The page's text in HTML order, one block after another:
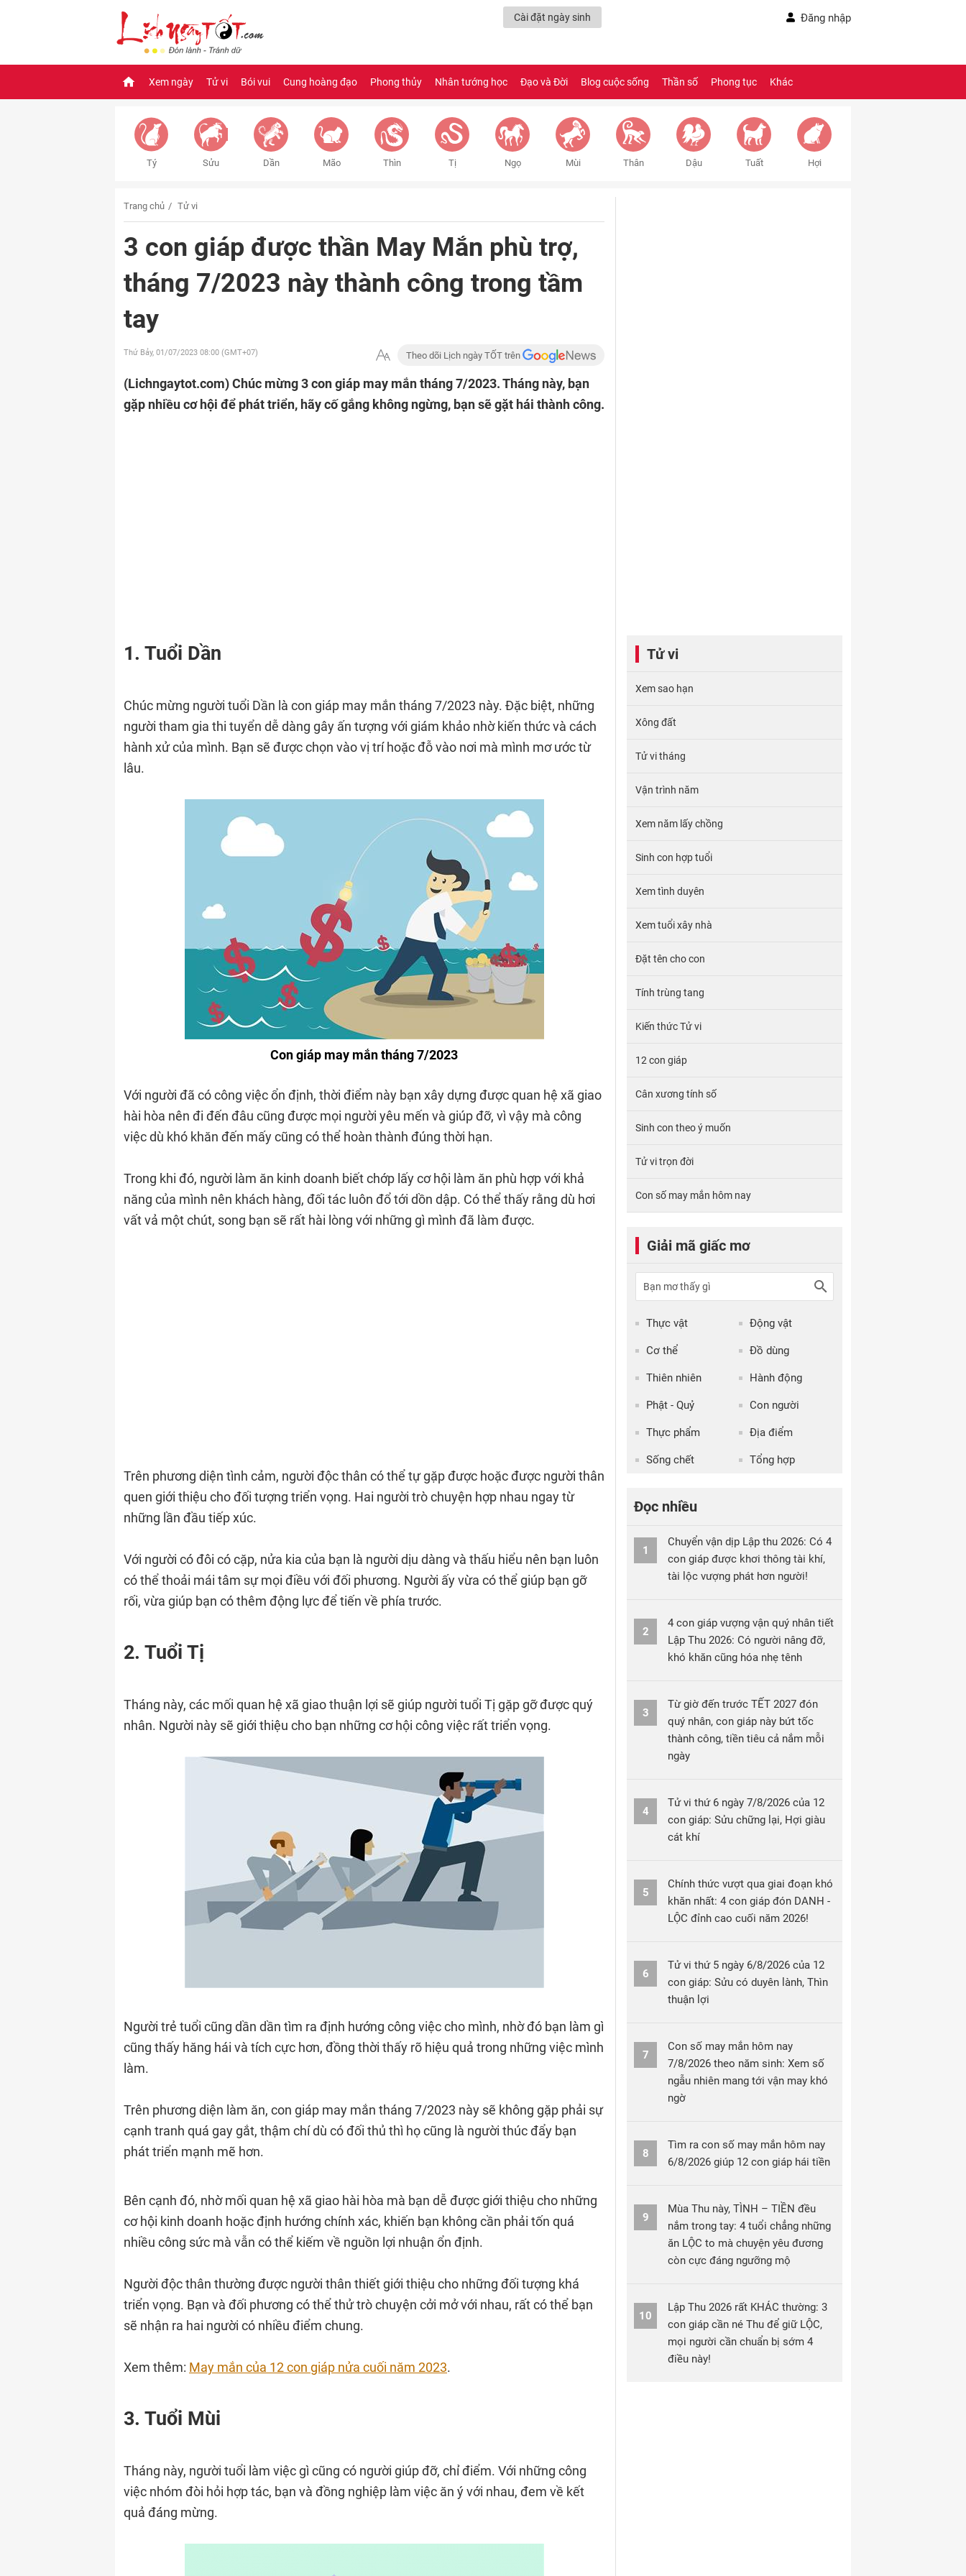
Cài đặt ngày sinh Đăng nhập
Xem ngày Tử vi Bói vui Cung hoàng đạo Phong thủy Nhân tướng học Đạo và Đời Blog cuộc sống Thần số Phong tục Khác
Tý Sửu Dần Mão Thìn Tị Ngọ Mùi Thân Dậu Tuất Hợi
Trang chủ Tử vi
3 con giáp được thần May Mắn phù trợ,
tháng 7/2023 này thành công trong tầm
tay
Thứ Bảy, 01/07/2023 08:00 (GMT+07) Theo dõi Lịch ngày TỐT trên
(Lichngaytot.com)Chúc mừng 3 con giáp may mắn tháng 7/2023. Tháng này, bạn
gặp nhiều cơ hội để phát triển, hãy cố gắng không ngừng, bạn sẽ gặt hái thành công.
1. Tuổi Dần
Chúc mừng người tuổi Dần là con giáp may mắn tháng 7/2023 này. Đặc biệt, những
người tham gia thi tuyển dễ dàng gây ấn tượng với giám khảo nhờ kiến thức và cách
hành xử của mình. Bạn sẽ được chọn vào vị trí hoặc đỗ vào nơi mà mình mơ ước từ
lâu.
Con giáp may mắn tháng 7/2023
Với người đã có công việc ổn định, thời điểm này bạn xây dựng được quan hệ xã giao
hài hòa nên đi đến đâu cũng được mọi người yêu mến và giúp đỡ, vì vậy mà công
việc dù khó khăn đến mấy cũng có thể hoàn thành đúng thời hạn.
Trong khi đó, người làm ăn kinh doanh biết chớp lấy cơ hội làm ăn phù hợp với khả
năng của mình nên khách hàng, đối tác luôn đổ tới dồn dập. Có thể thấy rằng dù hơi
vất vả một chút, song bạn sẽ rất hài lòng với những gì mình đã làm được.
Trên phương diện tình cảm, người độc thân có thể tự gặp được hoặc được người thân
quen giới thiệu cho đối tượng triển vọng. Hai người trò chuyện hợp nhau ngay từ
những lần đầu tiếp xúc.
Với người có đôi có cặp, nửa kia của bạn là người dịu dàng và thấu hiểu nên bạn luôn
có thể thoải mái tâm sự mọi điều với đối phương. Người ấy vừa có thể giúp bạn gỡ
rối, vừa giúp bạn có thêm động lực để tiến về phía trước.
2. Tuổi Tị
Tháng này, các mối quan hệ xã giao thuận lợi sẽ giúp người tuổi Tị gặp gỡ được quý
nhân. Người này sẽ giới thiệu cho bạn những cơ hội công việc rất triển vọng.
Người trẻ tuổi cũng dần dần tìm ra định hướng công việc cho mình, nhờ đó bạn làm gì
cũng thấy hăng hái và tích cực hơn, đồng thời thấy rõ hiệu quả trong những việc mình
làm.
Trên phương diện làm ăn, con giáp may mắn tháng 7/2023 này sẽ không gặp phải sự
cạnh tranh quá gay gắt, thậm chí dù có đối thủ thì họ cũng là người thúc đẩy bạn
phát triển mạnh mẽ hơn.
Bên cạnh đó, nhờ mối quan hệ xã giao hài hòa mà bạn dễ được giới thiệu cho những
cơ hội kinh doanh hoặc định hướng chính xác, khiến bạn không cần phải tốn quá
nhiều công sức mà vẫn có thể kiếm về nguồn lợi nhuận ổn định.
Người độc thân thường được người thân thiết giới thiệu cho những đối tượng khá
triển vọng. Bạn và đối phương có thể thử trò chuyện cởi mở với nhau, rất có thể bạn
sẽ nhận ra hai người có nhiều điểm chung.
Xem thêm: May mắn của 12 con giáp nửa cuối năm 2023.
3. Tuổi Mùi
Tháng này, người tuổi làm việc gì cũng có người giúp đỡ, chỉ điểm. Với những công
việc nhóm đòi hỏi hợp tác, bạn và đồng nghiệp làm việc ăn ý với nhau, đem về kết
quả đáng mừng.
Tử vi
Xem sao hạn
Xông đất
Tử vi tháng
Vận trình năm
Xem năm lấy chồng
Sinh con hợp tuổi
Xem tình duyên
Xem tuổi xây nhà
Đặt tên cho con
Tính trùng tang
Kiến thức Tử vi
12 con giáp
Cân xương tính số
Sinh con theo ý muốn
Tử vi trọn đời
Con số may mắn hôm nay
Giải mã giấc mơ
Thực vật Động vật
Cơ thể Đồ dùng
Thiên nhiên Hành động
Phật - Quỷ Con người
Thực phẩm Địa điểm
Sống chết Tổng hợp
Đọc nhiều
1
Chuyển vận dịp Lập thu 2026: Có 4
con giáp được khơi thông tài khí,
tài lộc vượng phát hơn người!
2
4 con giáp vượng vận quý nhân tiết
Lập Thu 2026: Có người nâng đỡ,
khó khăn cũng hóa nhẹ tênh
3
Từ giờ đến trước TẾT 2027 đón
quý nhân, con giáp này bứt tốc
thành công, tiền tiêu cả nắm mỗi
ngày
4
Tử vi thứ 6 ngày 7/8/2026 của 12
con giáp: Sửu chững lại, Hợi giàu
cát khí
5
Chính thức vượt qua giai đoạn khó
khăn nhất: 4 con giáp đón DANH -
LỘC đỉnh cao cuối năm 2026!
6
Tử vi thứ 5 ngày 6/8/2026 của 12
con giáp: Sửu có duyên lành, Thìn
thuận lợi
7
Con số may mắn hôm nay
7/8/2026 theo năm sinh: Xem số
ngẫu nhiên mang tới vận may khó
ngờ
8
Tìm ra con số may mắn hôm nay
6/8/2026 giúp 12 con giáp hái tiền
9
Mùa Thu này, TÌNH – TIỀN đều
nắm trong tay: 4 tuổi chẳng những
ăn LỘC to mà chuyện yêu đương
còn cực đáng ngưỡng mộ
10
Lập Thu 2026 rất KHÁC thường: 3
con giáp cần né Thu để giữ LỘC,
mọi người cần chuẩn bị sớm 4
điều này!